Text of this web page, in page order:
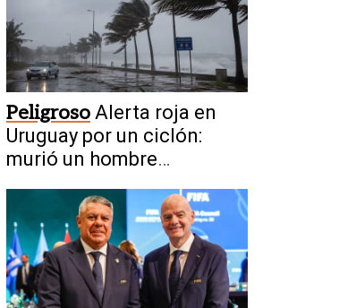
Peligroso Alerta roja en
Uruguay por un ciclón:
murió un hombre